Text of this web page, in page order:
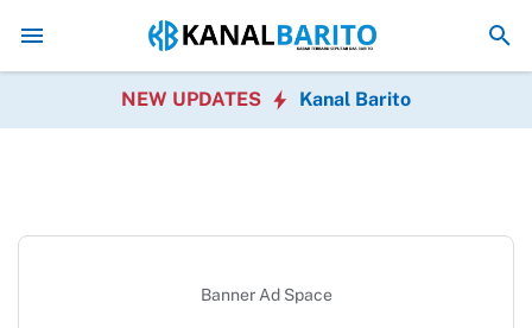
Hadiri Rakor Pemdes se-Kalteng, Bupati Shalahuddin
NEW UPDATES Kanal Barito
Banner Ad Space